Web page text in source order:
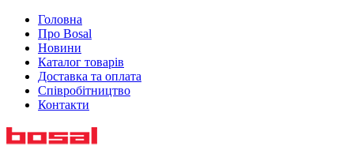
Головна
Про Bosal
Новини
Каталог товарів
Доставка та оплата
Співробітництво
Контакти